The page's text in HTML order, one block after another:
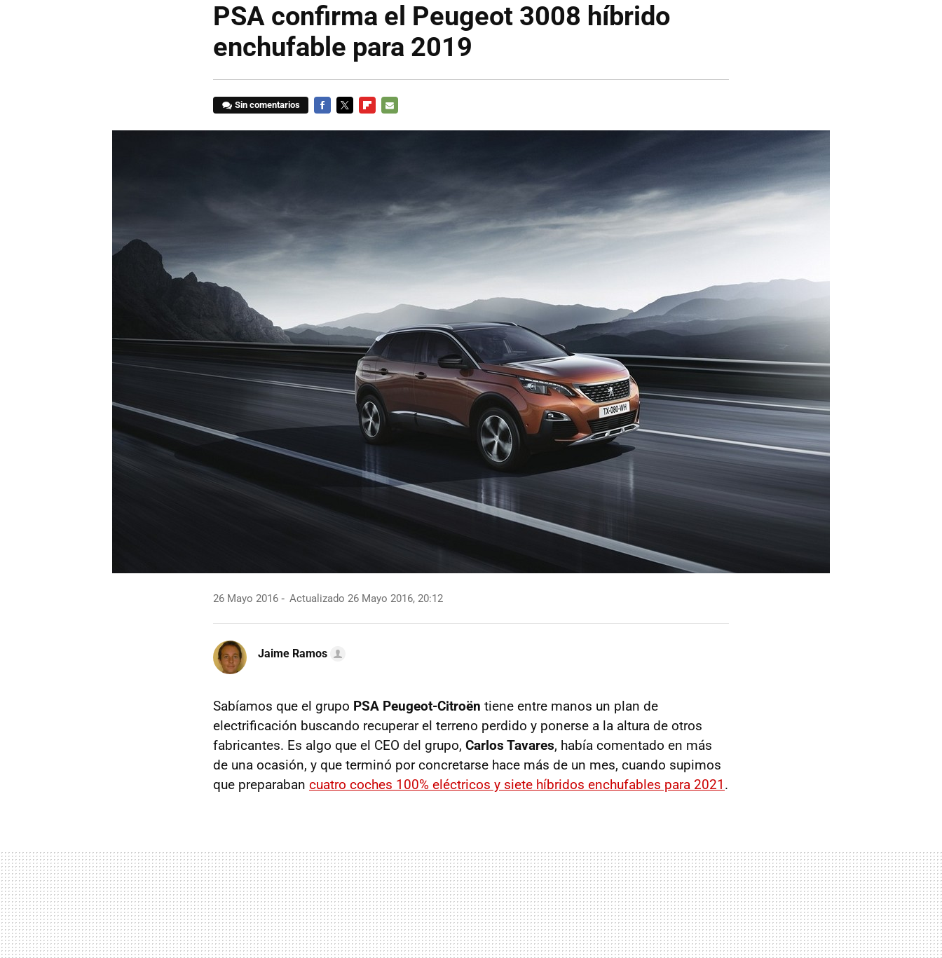
PSA confirma el Peugeot 3008 híbrido
enchufable para 2019
Sin comentarios
26 Mayo 2016 Actualizado 26 Mayo 2016, 20:12
Jaime Ramos
Sabíamos que el grupo PSA Peugeot-Citroën tiene entre manos un plan de
electrificación buscando recuperar el terreno perdido y ponerse a la altura de otros
fabricantes. Es algo que el CEO del grupo, Carlos Tavares, había comentado en más
de una ocasión, y que terminó por concretarse hace más de un mes, cuando supimos
que preparaban cuatro coches 100% eléctricos y siete híbridos enchufables para 2021 .